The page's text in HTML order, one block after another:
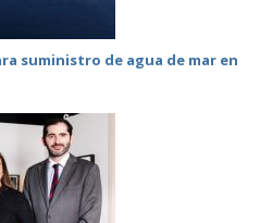
suministro de agua de mar en